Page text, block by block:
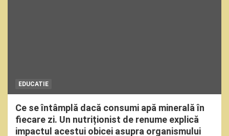
EDUCATIE
Ce se întâmplă dacă consumi apă minerală în
fiecare zi. Un nutriționist de renume explică
impactul acestui obicei asupra organismului